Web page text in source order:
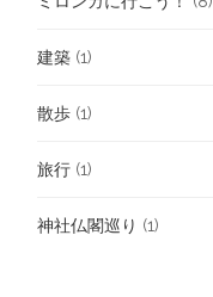
建築 (1)
散歩 (1)
旅行 (1)
神社仏閣巡り (1)